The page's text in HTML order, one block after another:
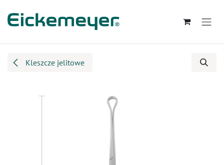
Kleszcze jelitowe